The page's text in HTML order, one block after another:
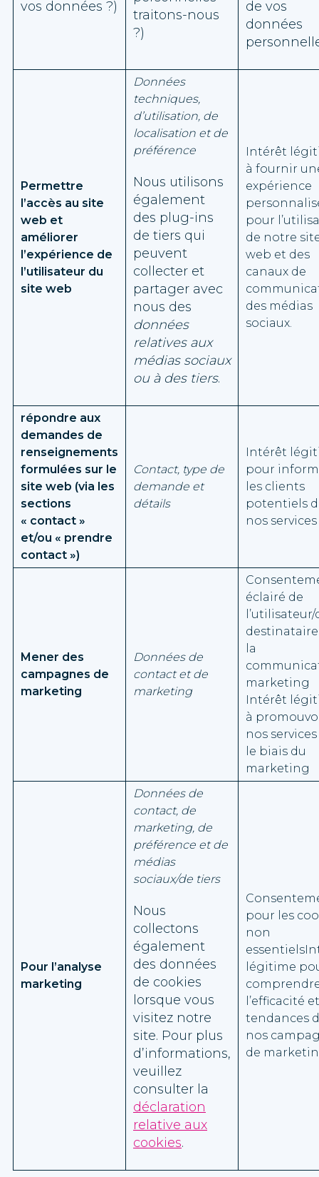
vos données ?)
traitons-nous
?)
de vos
données
Permettre
l’accès au site
web et
améliorer
l’expérience de
l’utilisateur du
site web
Données
techniques,
d’utilisation, de
localisation et de
préférence
Nous utilisons
également
des plug-ins
de tiers qui
peuvent
collecter et
partager avec
nous des
données
relatives aux
médias sociaux
ou à des tiers.
Intérêt
à fournir
expérience
pour
de notre
web et des
canaux de
des médias
sociaux.
répondre aux
demandes de
renseignements
formulées sur le
site web (via les
sections
« contact »
et/ou « prendre
contact »)
Contact, type de
demande et
détails
Intérêt
pour
les clients
potentiels
nos services
Mener des
campagnes de
marketing
Données de
contact et de
marketing
éclairé de
l’utilisateur/
la
marketing
Intérêt
à
nos
le biais du
marketing
Pour l’analyse
marketing
Données de
contact, de
marketing, de
préférence et de
médias
sociaux/de tiers
Nous
collectons
également
des données
de cookies
lorsque vous
visitez notre
site. Pour plus
d’informations,
veuillez
consulter la
déclaration
relative aux
cookies.
pour les
non
légitime
l’efficacité
tendances
nos
de